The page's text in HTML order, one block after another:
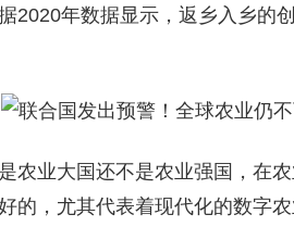
2020年数据显示，返乡入乡的
农业大国还不是农业强国，在
的，尤其代表着现代化的数字